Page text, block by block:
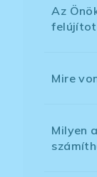
Az
Mire
Milyen